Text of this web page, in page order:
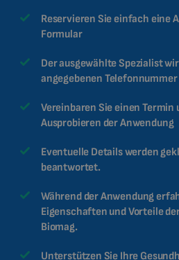
Reservieren Sie einfach eine
Formular
Der ausgewählte Spezialist
angegebenen
Vereinbaren Sie einen Termin
Ausprobieren der Anwendung
Eventuelle Details werden
beantwortet.
Während der Anwendung
Eigenschaften und Vorteile
Biomag.
Unterstützen Sie Ihre